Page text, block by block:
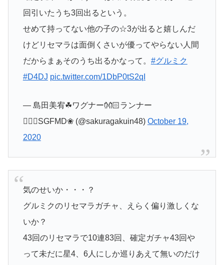
回引いたうち3回出るという。
せめて持ってない他の子の☆3が出ると嬉しんだ
けどリセマラは面倒くさいが優ってやらない人間
だからまぁそのうち出るかなって。 #グルミク
#D4DJ pic.twitter.com/1DbP0tS2qI
— 島田美宥☘ワグナー👐🏻ランナー
🏃🏻‍♀️SGFMD❀ (@sakuragakuin48) October 19,
2020
気のせいか・・・？
グルミクのリセマラガチャ、えらく偏り激しくな
いか？
43回のリセマラで10連83回、確定ガチャ43回や
って未だに星4、6人にしか巡りあえて無いのだけ